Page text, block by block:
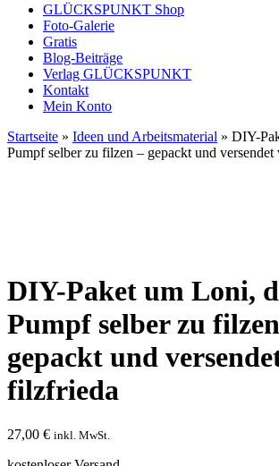
GLÜCKSPUNKT Shop
Foto-Galerie
Gratis
Blog-Beiträge
Verlag GLÜCKSPUNKT
Kontakt
Mein Konto
Startseite » Ideen und Arbeitsmaterial » DIY-
Pumpf selber zu filzen – gepackt und
DIY-Paket um Loni,
Pumpf selber zu
gepackt und
filzfrieda
27,00 € inkl. MwSt.